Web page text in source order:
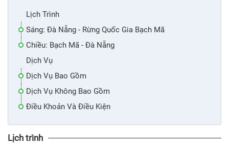
Lịch Trình
Sáng: Đà Nẵng - Rừng Quốc Gia Bạch Mã
Chiều: Bạch Mã - Đà Nẵng
Dịch Vụ
Dịch Vụ Bao Gồm
Dịch Vụ Không Bao Gồm
Điều Khoản Và Điều Kiện
Lịch trình